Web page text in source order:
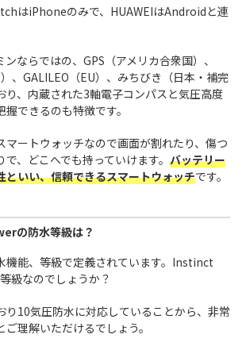
はiPhoneのみで、HUAWEIはAndroidと連
ならではの、GPS（アメリカ合衆国）、
、GALILEO（EU）、みちびき（日本・補完
り、内蔵された3軸電子コンパスと気圧高度
できるのも特徴です。
マートウォッチなので画面が割れたり、傷つ
、どこへでも持っていけます。 バッテリー
といい、信頼できるスマートウォッチです。
の防水等級は？
機能、等級で定義されています。Instinct
級なのでしょうか？
り10気圧防水に対応していることから、非常
理解いただけるでしょう。